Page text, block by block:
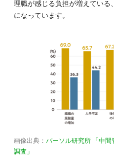
理職が感じる負担が増えている
になっています。
画像出典： パーソル研究所 「中
調査」